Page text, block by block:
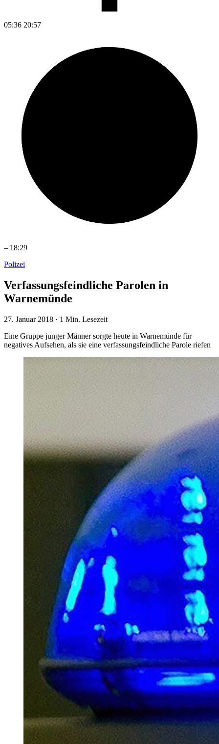
05:36 20:57
– 18:29
Polizei
Verfassungsfeindliche Parolen in
Warnemünde
27. Januar 2018 · 1 Min. Lesezeit
Eine Gruppe junger Männer sorgte heute in Warnemünde für
negatives Aufsehen, als sie eine verfassungsfeindliche Parole riefen